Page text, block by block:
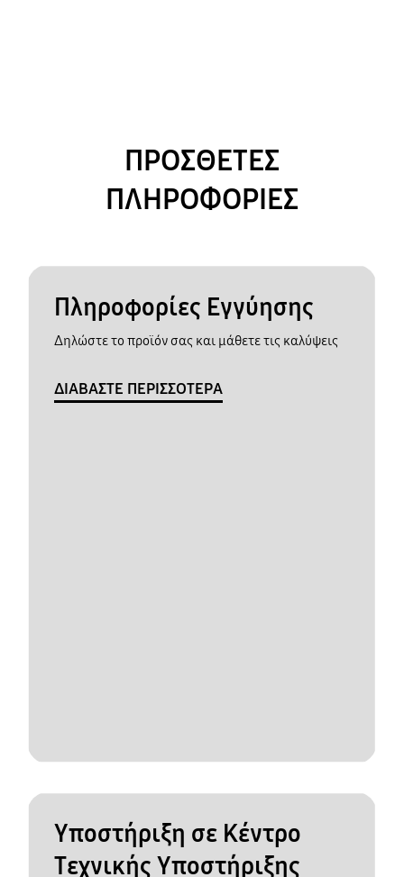
ΠΡΟΣΘΕΤΕΣ
ΠΛΗΡΟΦΟΡΙΕΣ
Πληροφορίες Εγγύησης
Δηλώστε το προϊόν σας και μάθετε τις καλύψεις
ΔΙΑΒΑΣΤΕ ΠΕΡΙΣΣΟΤΕΡΑ
Υποστήριξη σε Κέντρο
Τεχνικής Υποστήριξης